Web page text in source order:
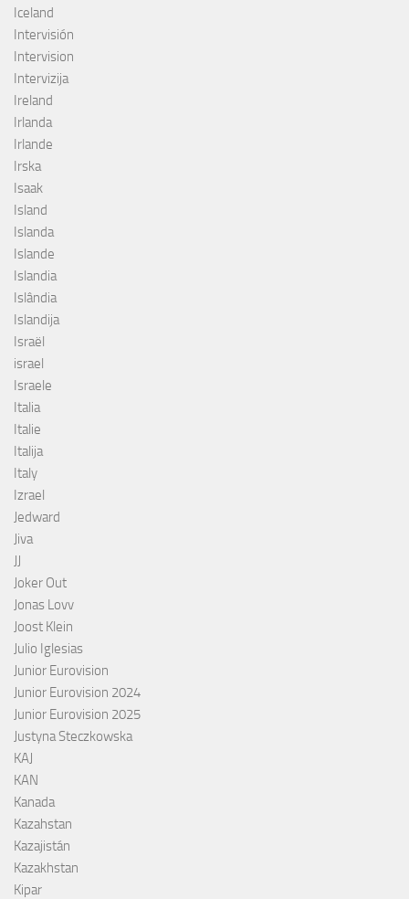
Iceland
Intervisión
Intervision
Intervizija
Ireland
Irlanda
Irlande
Irska
Isaak
Island
Islanda
Islande
Islandia
Islândia
Islandija
Israël
israel
Israele
Italia
Italie
Italija
Italy
Izrael
Jedward
Jiva
JJ
Joker Out
Jonas Lovv
Joost Klein
Julio Iglesias
Junior Eurovision
Junior Eurovision 2024
Junior Eurovision 2025
Justyna Steczkowska
KAJ
KAN
Kanada
Kazahstan
Kazajistán
Kazakhstan
Kipar